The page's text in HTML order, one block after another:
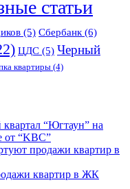
статьи
(5) Сбербанк (6)
ЦДС (5) Черный
квартиры(4)
“Югтаун” на
от “KBC”
продажи квартир в
квартир в ЖК